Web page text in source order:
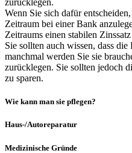
zurücklegen.
Wenn Sie sich dafür
Zeitraum bei einer Bank
Zeitraums einen stabilen
Sie sollten auch wissen, dass
manchmal werden Sie sie
zurücklegen. Sie sollten jedoch
zu sparen.
Wie kann man sie pflegen?
Haus-/Autoreparatur
Medizinische Gründe